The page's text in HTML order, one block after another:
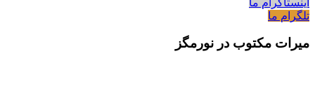
اینستاگرام ما
تلگرام ما
میرات مکتوب در نورمگز